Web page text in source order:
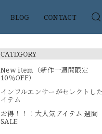
BLOG CONTACT
CATEGORY
New item（新作一週間限定
10％OFF）
インフルエンサーがセレクトし
イテム
お得！！！大人気アイテム 週間
SALE